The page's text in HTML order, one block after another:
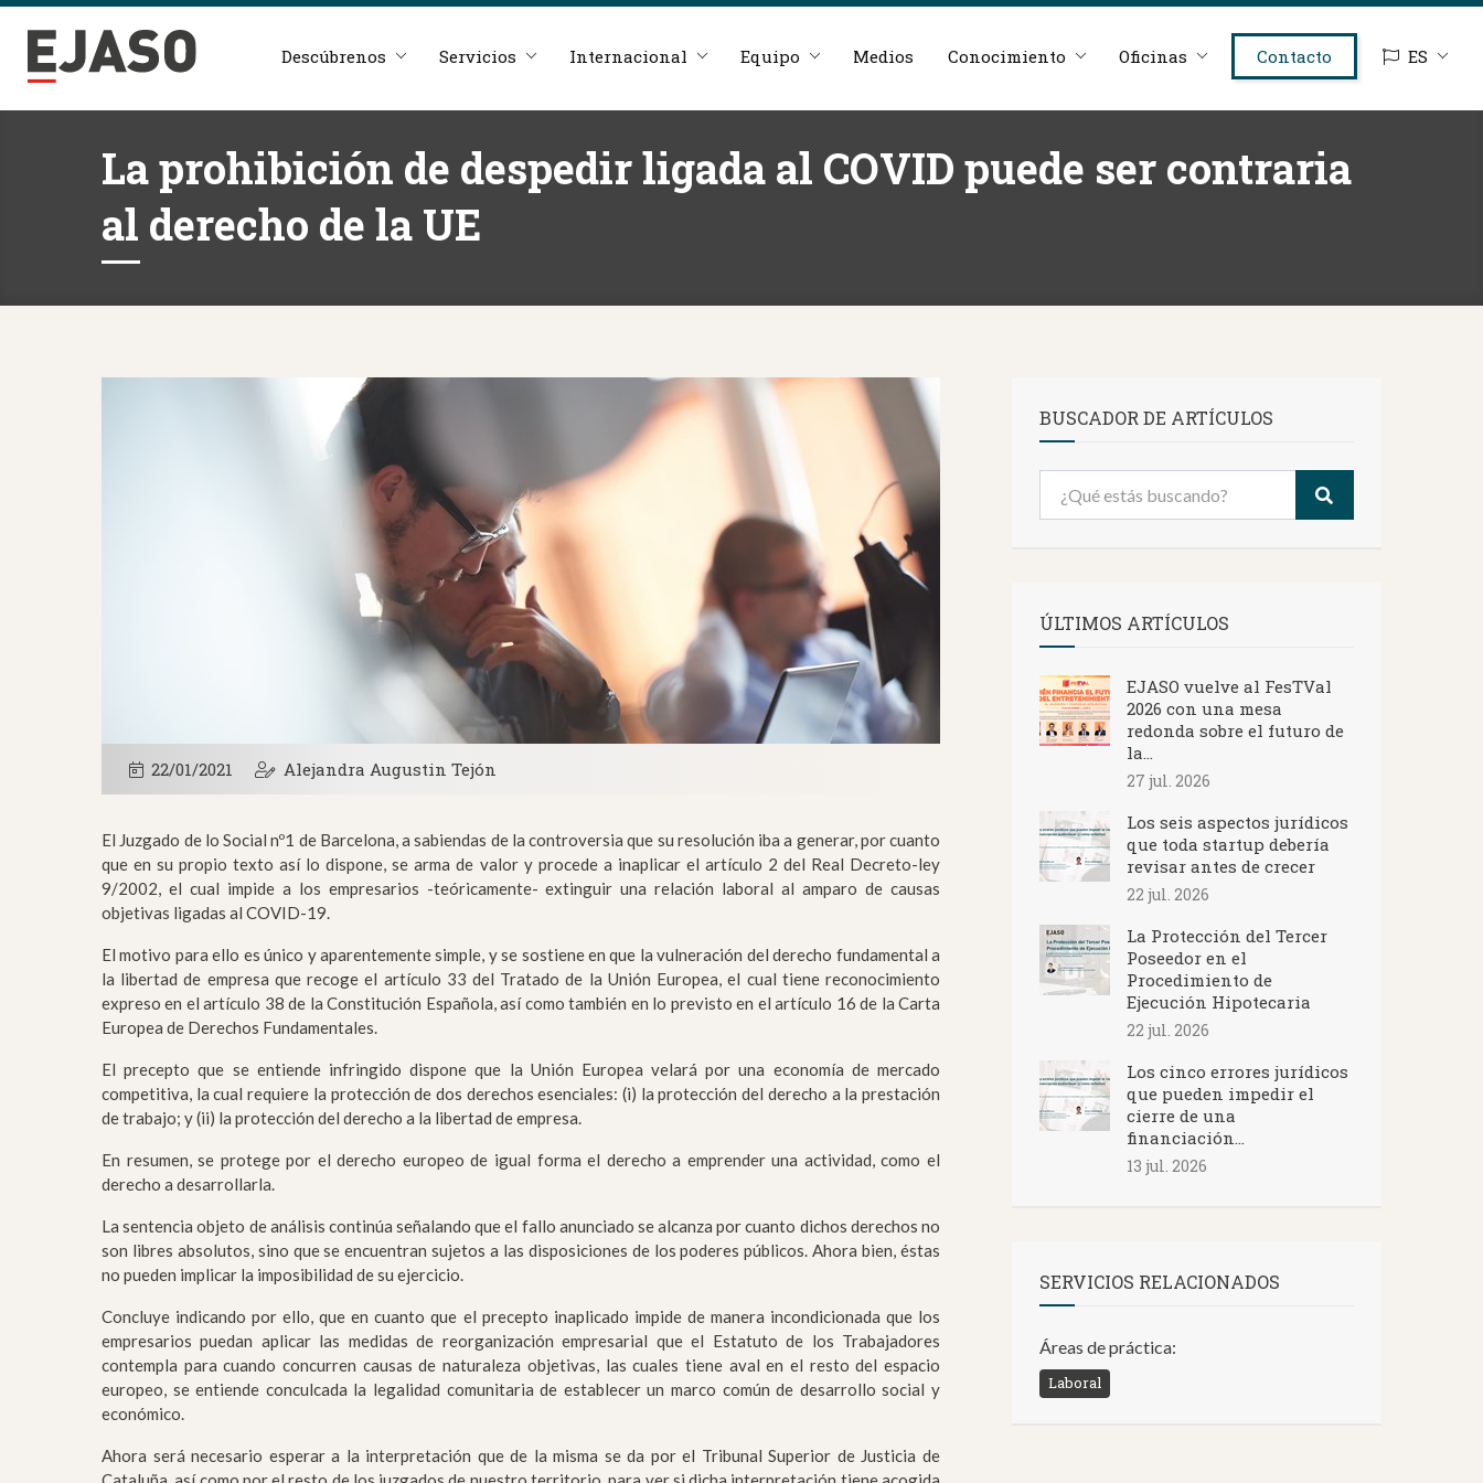
Descúbrenos Servicios Internacional Equipo Medios Conocimiento Oficinas Contacto ES
La prohibición de despedir ligada al COVID puede ser contraria
al derecho de la UE
22/01/2021 Alejandra Augustin Tejón
El Juzgado de lo Social nº1 de Barcelona, a sabiendas de la controversia que su resolución iba a generar, por cuanto
que en su propio texto así lo dispone, se arma de valor y procede a inaplicar el artículo 2 del Real Decreto-ley
9/2002, el cual impide a los empresarios -teóricamente- extinguir una relación laboral al amparo de causas
objetivas ligadas al COVID-19.
El motivo para ello es único y aparentemente simple, y se sostiene en que la vulneración del derecho fundamental a
la libertad de empresa que recoge el artículo 33 del Tratado de la Unión Europea, el cual tiene reconocimiento
expreso en el artículo 38 de la Constitución Española, así como también en lo previsto en el artículo 16 de la Carta
Europea de Derechos Fundamentales.
El precepto que se entiende infringido dispone que la Unión Europea velará por una economía de mercado
competitiva, la cual requiere la protección de dos derechos esenciales: (i) la protección del derecho a la prestación
de trabajo; y (ii) la protección del derecho a la libertad de empresa.
En resumen, se protege por el derecho europeo de igual forma el derecho a emprender una actividad, como el
derecho a desarrollarla.
La sentencia objeto de análisis continúa señalando que el fallo anunciado se alcanza por cuanto dichos derechos no
son libres absolutos, sino que se encuentran sujetos a las disposiciones de los poderes públicos. Ahora bien, éstas
no pueden implicar la imposibilidad de su ejercicio.
Concluye indicando por ello, que en cuanto que el precepto inaplicado impide de manera incondicionada que los
empresarios puedan aplicar las medidas de reorganización empresarial que el Estatuto de los Trabajadores
contempla para cuando concurren causas de naturaleza objetivas, las cuales tiene aval en el resto del espacio
europeo, se entiende conculcada la legalidad comunitaria de establecer un marco común de desarrollo social y
económico.
Ahora será necesario esperar a la interpretación que de la misma se da por el Tribunal Superior de Justicia de
BUSCADOR DE ARTÍCULOS
ÚLTIMOS ARTÍCULOS
EJASO vuelve al FesTVal
2026 con una mesa
redonda sobre el futuro de
la...
27 jul. 2026
Los seis aspectos jurídicos
que toda startup debería
revisar antes de crecer
22 jul. 2026
La Protección del Tercer
Poseedor en el
Procedimiento de
Ejecución Hipotecaria
22 jul. 2026
Los cinco errores jurídicos
que pueden impedir el
cierre de una
financiación...
13 jul. 2026
SERVICIOS RELACIONADOS
Áreas de práctica:
Laboral